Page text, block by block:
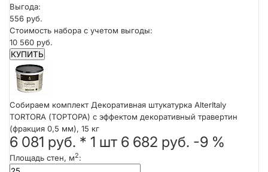
Выгода:
556 руб.
Стоимость набора с учетом выгоды:
10 560 руб.
КУПИТЬ
Собираем комплект Декоративная штукатурка AlterItaly
TORTORA (ТОРТОРА) с эффектом декоративный травертин
(фракция 0,5 мм), 15 кг
6 081 руб. * 1 шт 6 682 руб. -9 %
Площадь стен, м2: